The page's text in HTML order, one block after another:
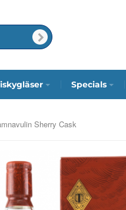
Specials
Sherry Cask